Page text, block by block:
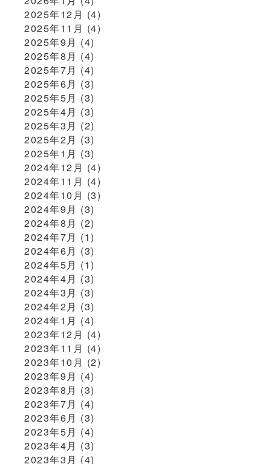
2025年12月 (4)
2025年11月 (4)
2025年9月 (4)
2025年8月 (4)
2025年7月 (4)
2025年6月 (3)
2025年5月 (3)
2025年4月 (3)
2025年3月 (2)
2025年2月 (3)
2025年1月 (3)
2024年12月 (4)
2024年11月 (4)
2024年10月 (3)
2024年9月 (3)
2024年8月 (2)
2024年7月 (1)
2024年6月 (3)
2024年5月 (1)
2024年4月 (3)
2024年3月 (3)
2024年2月 (3)
2024年1月 (4)
2023年12月 (4)
2023年11月 (4)
2023年10月 (2)
2023年9月 (4)
2023年8月 (3)
2023年7月 (4)
2023年6月 (3)
2023年5月 (4)
2023年4月 (3)
2023年3月 (4)